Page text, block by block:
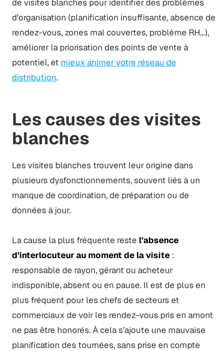
de visites blanches pour identifier des problèmes
d’organisation (planification insuffisante, absence de
rendez-vous, zones mal couvertes, problème RH…),
améliorer la priorisation des points de vente à
potentiel, et mieux animer votre réseau de
distribution.
Les causes des visites
blanches
Les visites blanches trouvent leur origine dans
plusieurs dysfonctionnements, souvent liés à un
manque de coordination, de préparation ou de
données à jour.
La cause la plus fréquente reste l’absence
d’interlocuteur au moment de la visite:
responsable de rayon, gérant ou acheteur
indisponible, absent ou en pause. Il est de plus en
plus fréquent pour les chefs de secteurs et
commerciaux de voir les rendez-vous pris en amont
ne pas être honorés. À cela s’ajoute une mauvaise
planification des tournées, sans prise en compte